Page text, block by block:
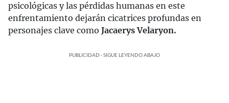
psicológicas y las pérdidas humanas en este
enfrentamiento dejarán cicatrices profundas en
personajes clave como Jacaerys Velaryon.
PUBLICIDAD - SIGUE LEYENDO ABAJO